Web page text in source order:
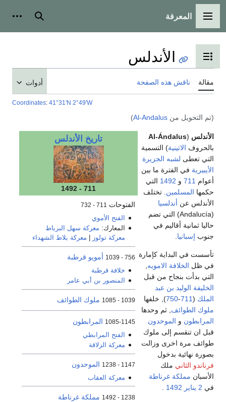
القائمة الرئيسية
المعرفة بحث
تبديل عرض جدول المحتويات
الأندلس
مقالة ناقش هذه الصفحة أدوات
Coordinates: 41°31′N 2°49′W
(تم التحويل من Al-Andalus
)
تاريخ الأندلس
711 - 1492
الفتوحات
711 - 732
الفتح الأموي
المعارك: معركة سهل البرباط
معركة تولوز
معركة بلاط الشهداء
756 - 1039 أمويو قرطبة
خلافة قرطبة
المنصور بن أبي عامر
1039 - 1085 ملوك الطوائف
1085-1145 المرابطون
الفتح المرابطي
معركة الزلاقة
1147 - 1238 الموحدون
معركة العقاب
1238 - 1492 مملكة غرناطة
الأندلس (
Al-Ándalus
بالحروف الاتينية) التسمية
التي تعطى لشبه الجزيرة
الأيبيرية في الفترة ما بين
أعوام 711 و 1492 التي
حكمها المسلمين . تختلف
الأندلس عن أندلسيا
(Andalucía) التي تضم
حاليا ثمانية أقاليم في
جنوب إسبانيا
تأسست في البداية كإمارة
في ظل الخلافة الامويه
التي بدأت بنجاح من قبل
الخليفة الوليد بن عبد
الملك (
711
-
750), خلفها
ملوك الطوائف , ثم وحدها
المرابطون و الموحدون
قبل ان تنقسم إلى ملوك
طوائف مرة اخرى وزالت
بصورة نهائية بدخول
فرناندو الثاني ملك
الأسبان مملكة غرناطة
في 2 يناير 1492